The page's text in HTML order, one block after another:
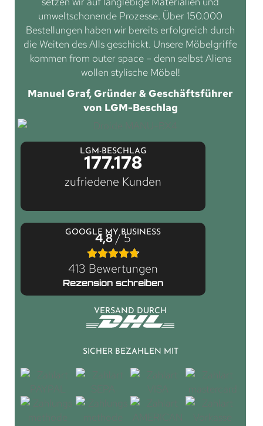
umweltschonende Prozesse. Über 150.000
Bestellungen haben wir bereits erfolgreich durch
die Weiten des Alls geschickt. Unsere Möbelgriffe
kommen from outer space – denn selbst Aliens
wollen stylische Möbel!
Manuel Graf, Gründer & Geschäftsführer
von LGM-Beschlag
LGM-BESCHLAG
177.178
zufriedene Kunden
GOOGLE MY BUSINESS
4,8/ 5
413 Bewertungen
Rezension schreiben
VERSAND DURCH
SICHER BEZAHLEN MIT